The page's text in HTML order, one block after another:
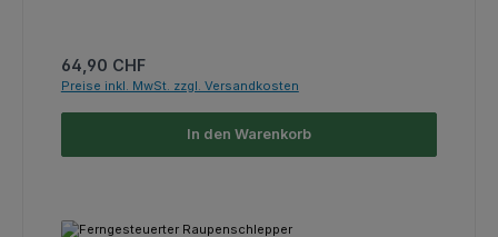
Regulärer Preis:
64,90 CHF
Preise inkl. MwSt. zzgl. Versandkosten
In den Warenkorb